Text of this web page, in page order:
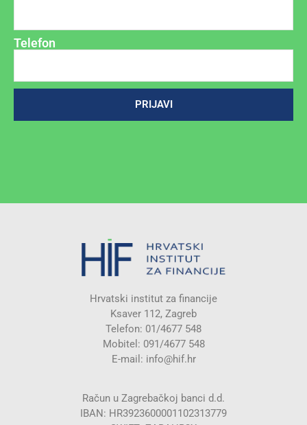
Telefon
PRIJAVI
Hrvatski institut za financije
Ksaver 112, Zagreb
Telefon: 01/4677 548
Mobitel: 091/4677 548
E-mail: info@hif.hr
Račun u Zagrebačkoj banci d.d.
IBAN: HR3923600001102313779